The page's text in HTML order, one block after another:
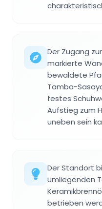
Der Zugang
markierte
bewaldete
Tamba-
festes
Aufstieg zum
uneben sein
Der Standort
umliegenden
betrieben